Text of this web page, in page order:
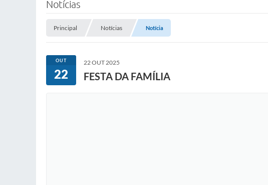
Notícias
Principal Notícias Notícia
OUT
22
22 OUT 2025
FESTA DA FAMÍLIA